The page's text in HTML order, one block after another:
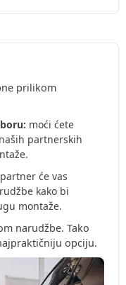
prilikom
moći ćete
partnerskih
partner će vas
kako bi
montaže.
narudžbe. Tako
opciju.